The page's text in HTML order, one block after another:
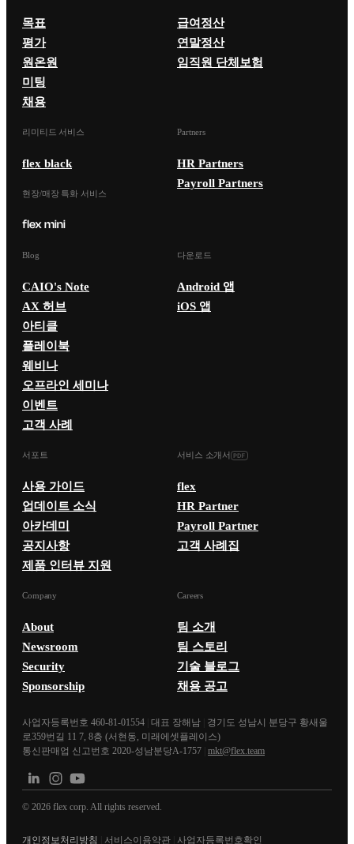
목표
평가
원온원
미팅
채용
급여정산
연말정산
임직원 단체보험
리미티드 서비스
flex black
현장/매장 특화 서비스
Partners
HR Partners
Payroll Partners
Blog
CAIO's Note
AX 허브
아티클
플레이북
웨비나
오프라인 세미나
이벤트
고객 사례
다운로드
Android 앱
iOS 앱
서포트
사용 가이드
업데이트 소식
아카데미
공지사항
제품 인터뷰 지원
서비스 소개서
flex
HR Partner
Payroll Partner
고객 사례집
Company
About
Newsroom
Security
Sponsorship
Careers
팀 소개
팀 스토리
기술 블로그
채용 공고
사업자등록번호 460-81-01554 대표 장해남
경기도 성남시 분당구 황새울
로359번길 11 7, 8층 (서현동, 미래에셋플레이스)
통신판매업 신고번호 2020-성남분당A-1757 mkt@flex.team
© 2026 flex corp. All rights reserved.
개인정보처리방침 서비스이용약관 사업자등록번호확인